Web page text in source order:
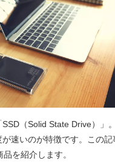
（Solid State Drive）」
速いのが特徴です。この
を紹介します。